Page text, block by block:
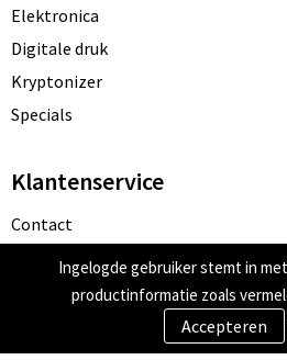
Elektronica
Digitale druk
Kryptonizer
Specials
Klantenservice
Contact
Bestelling & Bezorging
Betaalmethoden
Ingelogde gebruiker stemt in
productinformatie zoals